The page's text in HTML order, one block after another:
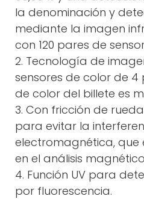
la denominación y
mediante la imagen
con 120 pares de
2. Tecnología de
sensores de color de 4
de color del billete es
3. Con fricción de
para evitar la
electromagnética, que
en el análisis
4. Función UV para
por fluorescencia.